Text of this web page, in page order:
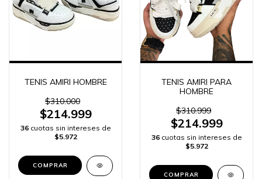
TENIS AMIRI HOMBRE
$310.000
$214.999
36 cuotas sin intereses de
$5.972
COMPRAR
TENIS AMIRI PARA
HOMBRE
$310.999
$214.999
36 cuotas sin intereses de
$5.972
COMPRAR